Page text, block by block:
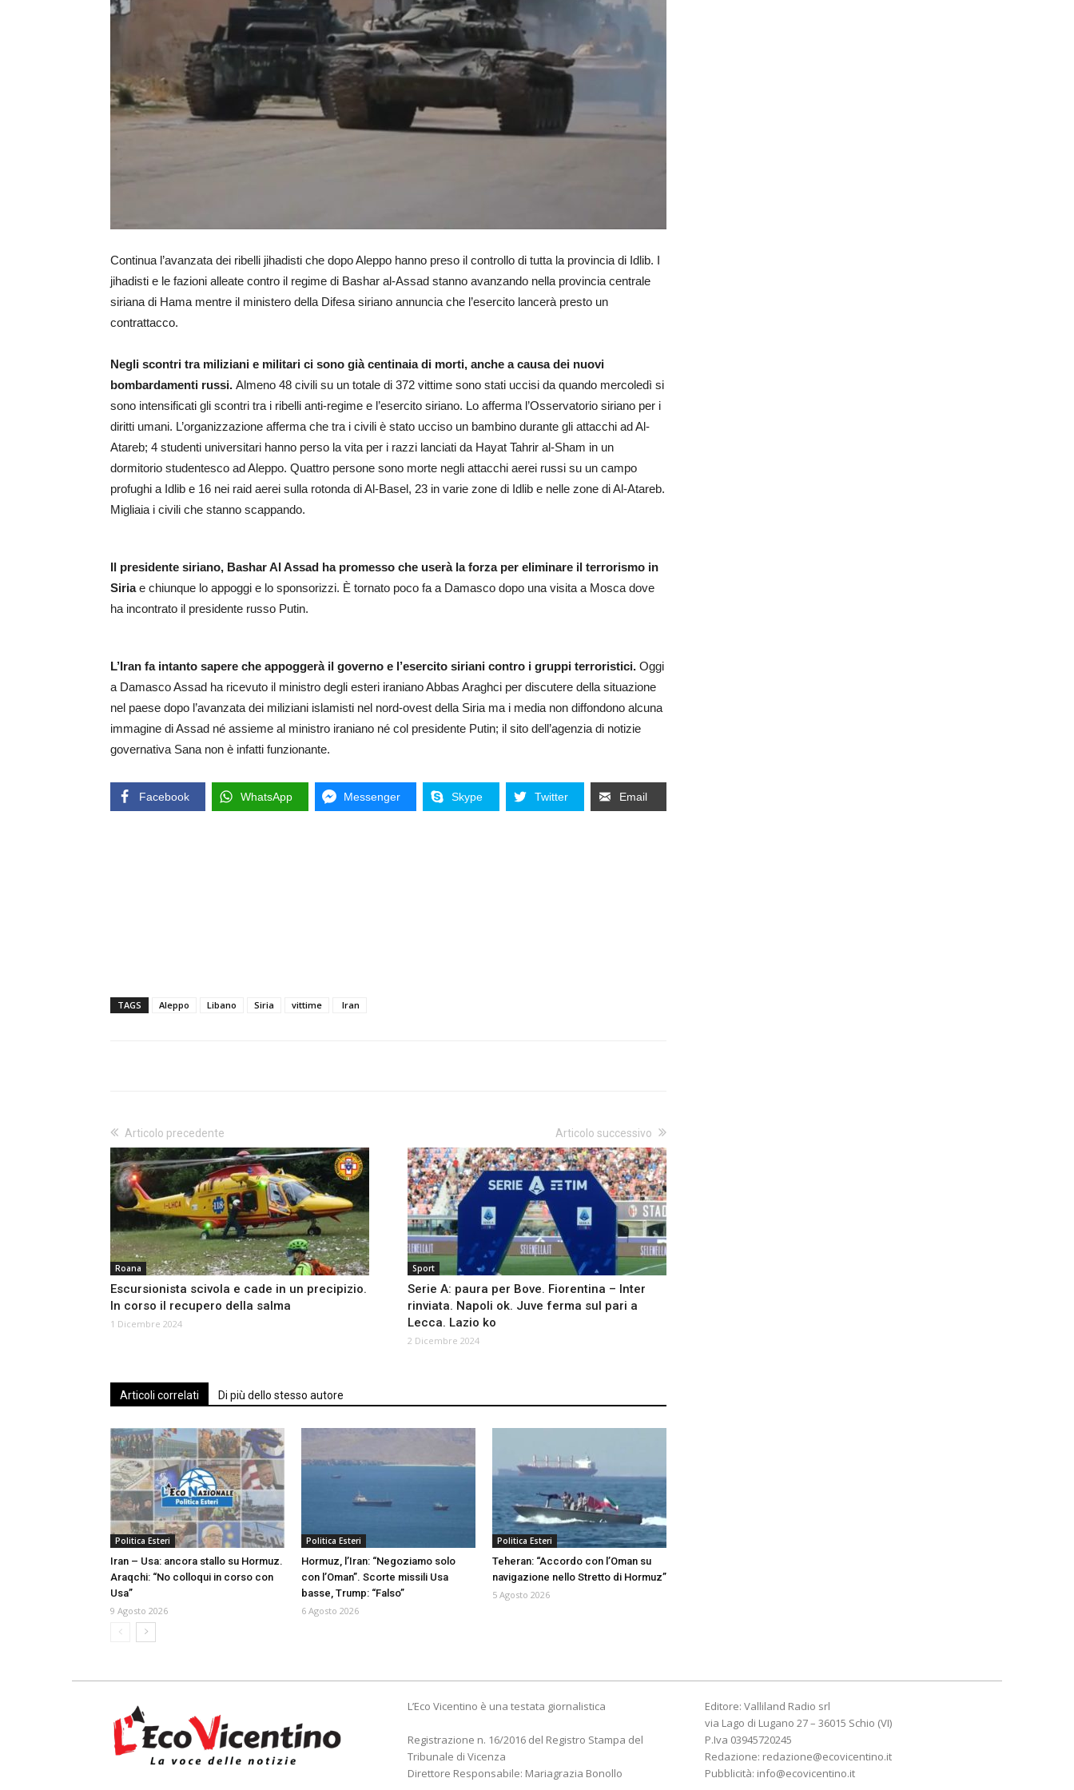
Continua l’avanzata dei ribelli jihadisti che dopo Aleppo hanno preso il controllo di tutta la provincia di Idlib. I
jihadisti e le fazioni alleate contro il regime di Bashar al-Assad stanno avanzando nella provincia centrale
siriana di Hama mentre il ministero della Difesa siriano annuncia che l’esercito lancerà presto un
contrattacco.
Negli scontri tra miliziani e militari ci sono già centinaia di morti, anche a causa dei nuovi
bombardamenti russi. Almeno 48 civili su un totale di 372 vittime sono stati uccisi da quando mercoledì si
sono intensificati gli scontri tra i ribelli anti-regime e l’esercito siriano. Lo afferma l’Osservatorio siriano per i
diritti umani. L’organizzazione afferma che tra i civili è stato ucciso un bambino durante gli attacchi ad Al-
Atareb; 4 studenti universitari hanno perso la vita per i razzi lanciati da Hayat Tahrir al-Sham in un
dormitorio studentesco ad Aleppo. Quattro persone sono morte negli attacchi aerei russi su un campo
profughi a Idlib e 16 nei raid aerei sulla rotonda di Al-Basel, 23 in varie zone di Idlib e nelle zone di Al-Atareb.
Migliaia i civili che stanno scappando.
Il presidente siriano, Bashar Al Assad ha promesso che userà la forza per eliminare il terrorismo in
Siriae chiunque lo appoggi e lo sponsorizzi. È tornato poco fa a Damasco dopo una visita a Mosca dove
ha incontrato il presidente russo Putin.
L’Iran fa intanto sapere che appoggerà il governo e l’esercito siriani contro i gruppi terroristici. Oggi
a Damasco Assad ha ricevuto il ministro degli esteri iraniano Abbas Araghci per discutere della situazione
nel paese dopo l’avanzata dei miliziani islamisti nel nord-ovest della Siria ma i media non diffondono alcuna
immagine di Assad né assieme al ministro iraniano né col presidente Putin; il sito dell’agenzia di notizie
governativa Sana non è infatti funzionante.
Facebook WhatsApp Messenger Skype Twitter Email
TAGS Aleppo Libano Siria vittime Iran
Articolo precedente
Roana
Escursionista scivola e cade in un precipizio.
In corso il recupero della salma
1 Dicembre 2024
Articolo successivo
Sport
Serie A: paura per Bove. Fiorentina – Inter
rinviata. Napoli ok. Juve ferma sul pari a
Lecca. Lazio ko
2 Dicembre 2024
Articoli correlati Di più dello stesso autore
Politica Esteri
Iran – Usa: ancora stallo su Hormuz.
Araqchi: “No colloqui in corso con
Usa”
9 Agosto 2026
Politica Esteri
Hormuz, l’Iran: “Negoziamo solo
con l’Oman”. Scorte missili Usa
basse, Trump: “Falso”
6 Agosto 2026
Politica Esteri
Teheran: “Accordo con l’Oman su
navigazione nello Stretto di Hormuz”
5 Agosto 2026
L’Eco Vicentino è una testata giornalistica
Registrazione n. 16/2016 del Registro Stampa del
Tribunale di Vicenza
Direttore Responsabile: Mariagrazia Bonollo
Editore: Valliland Radio srl
via Lago di Lugano 27 – 36015 Schio (VI)
P.Iva 03945720245
Redazione: redazione@ecovicentino.it
Pubblicità: info@ecovicentino.it